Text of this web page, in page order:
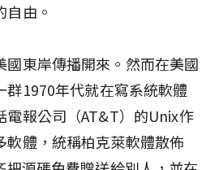
由。
國東岸傳播開來。然而在美國
群1970年代就在寫系統軟體
電報公司（AT&T）的Unix作
軟體，統稱柏克萊軟體散佈